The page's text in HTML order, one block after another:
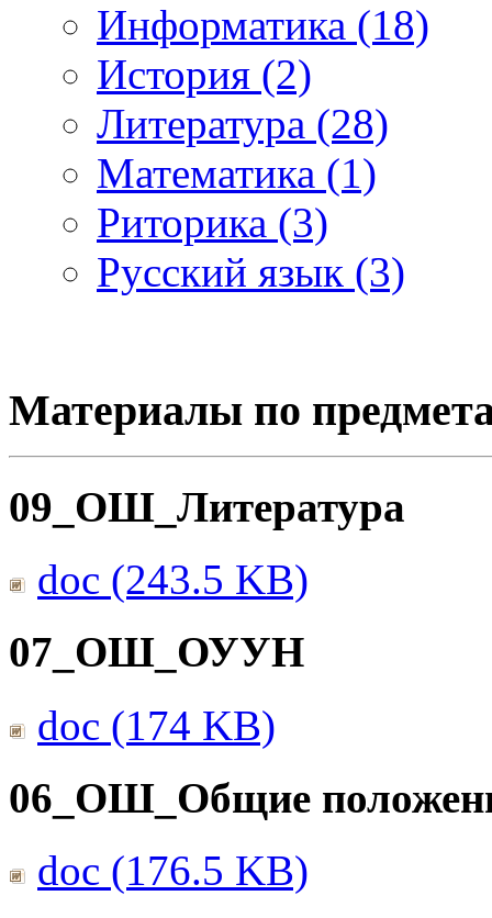
Информатика (18)
История (2)
Литература (28)
Математика (1)
Риторика (3)
Русский язык (3)
Материалы по
09_ОШ_Литература
doc (243.5 KB)
07_ОШ_ОУУН
doc (174 KB)
06_ОШ_Общие
doc (176.5 KB)